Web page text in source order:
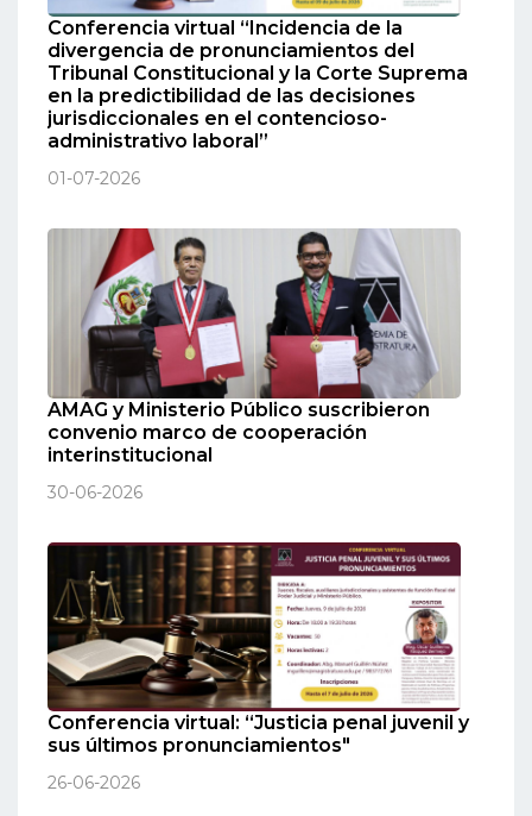
Conferencia virtual “Incidencia de la
divergencia de pronunciamientos del
Tribunal Constitucional y la Corte Suprema
en la predictibilidad de las decisiones
jurisdiccionales en el contencioso-
administrativo laboral”
01-07-2026
AMAG y Ministerio Público suscribieron
convenio marco de cooperación
interinstitucional
30-06-2026
Conferencia virtual: “Justicia penal juvenil y
sus últimos pronunciamientos"
26-06-2026